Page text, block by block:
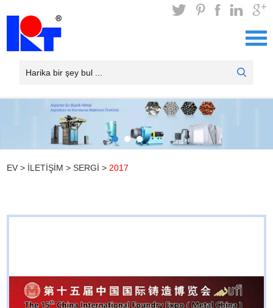
EV > İLETIŞIM >SERGI > 2017